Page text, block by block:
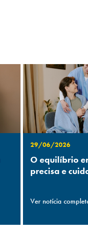
29/06/2026
O equilíbrio
precisa e
Ver notícia